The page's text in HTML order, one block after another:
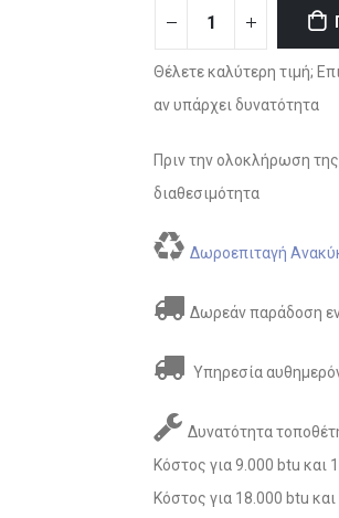
Θέλετε καλύτερη τιμή;
αν υπάρχει δυνατότητα
Πριν την ολοκλήρωση
διαθεσιμότητα
Δωροεπιταγή
Δωρεάν παράδοση
Υπηρεσία
Δυνατότητα
Κόστος για 9.000 btu και
Κόστος για 18.000 btu